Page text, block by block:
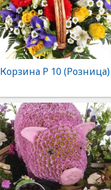
Корзина Р 10 (Розница)